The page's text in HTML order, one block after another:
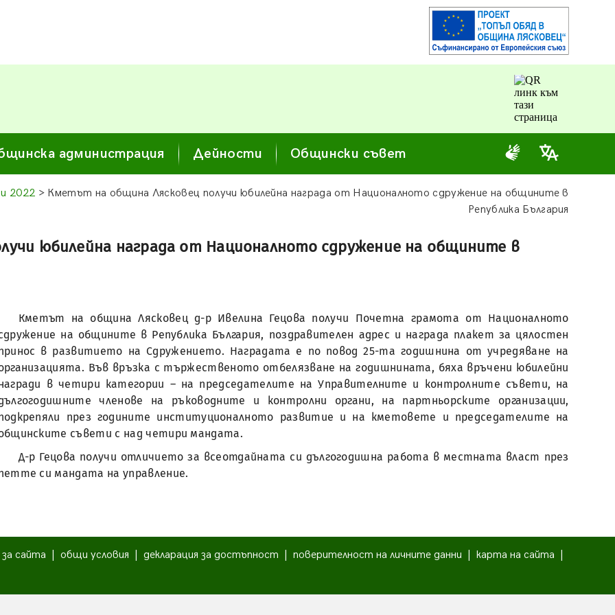
администрация Дейности Общински съвет
2022 > Кметът на община Лясковец получи юбилейна награда от Националното сдружение на общините в
Република България
юбилейна награда от Националното сдружение на общините в
Кметът на община Лясковец д-р Ивелина Гецова получи Почетна грамота от Националното
на общините в Република България, поздравителен адрес и награда плакет за цялостен
в развитието на Сдружението. Наградата e по повод 25-та годишнина от учредяване на
Във връзка с тържественото отбелязване на годишнината, бяха връчени юбилейни
в четири категории – на председателите на Управителните и контролните съвети, на
членове на ръководните и контролни органи, на партньорските организации,
през годините институционалното развитие и на кметовете и председателите на
съвети с над четири мандата.
Д-р Гецова получи отличието за всеотдайната си дългогодишна работа в местната власт през
си мандата на управление.
за сайта общи условия декларация за достъпност поверителност на личните данни карта на сайта